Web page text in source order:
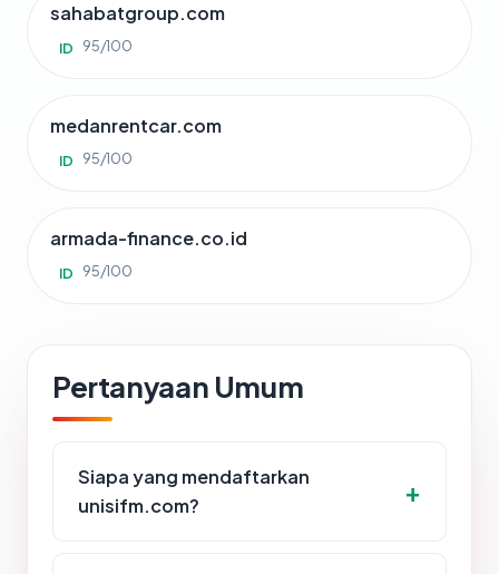
sahabatgroup.com
ID 95/100
medanrentcar.com
ID 95/100
armada-finance.co.id
ID 95/100
Pertanyaan Umum
Siapa yang mendaftarkan
unisifm.com?